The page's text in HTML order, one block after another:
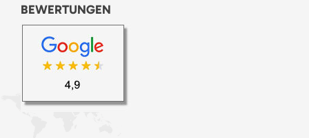
BEWERTUNGEN